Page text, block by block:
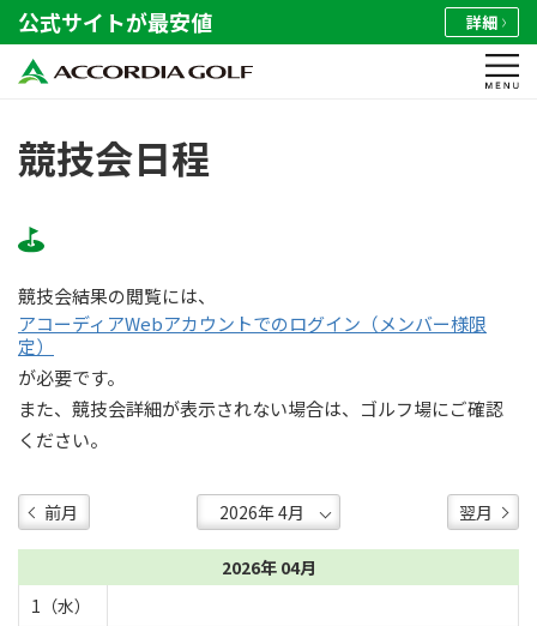
公式サイトが最安値 詳細
競技会日程
競技会結果の閲覧には、
アコーディアWebアカウントでのログイン（メンバー様限
定）
が必要です。
また、競技会詳細が表示されない場合は、ゴルフ場にご確認
ください。
前月 翌月
2026年 04月
1（水）